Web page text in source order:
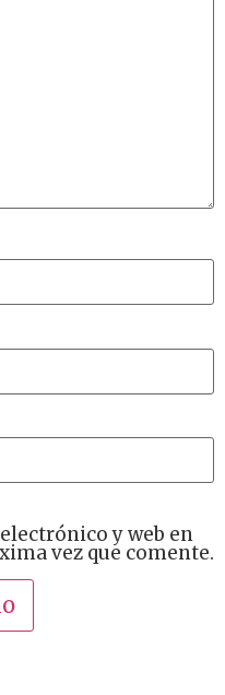
y web en
vez que comente.